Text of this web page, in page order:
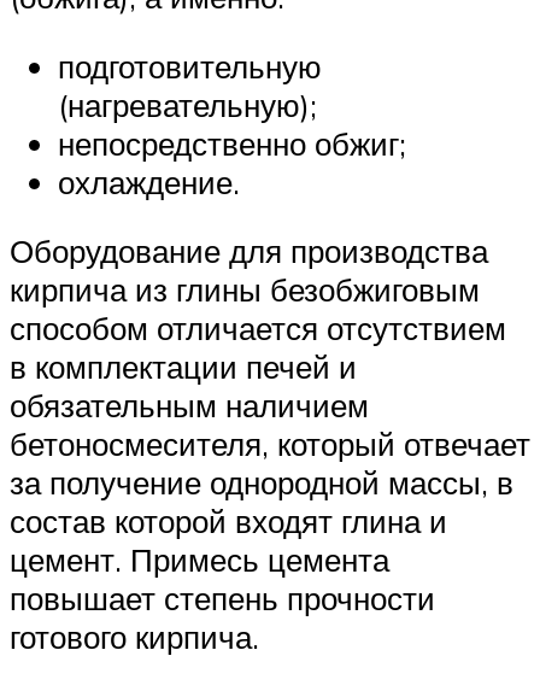
подготовительную
(нагревательную);
непосредственно обжиг;
охлаждение.
Оборудование для производства
кирпича из глины безобжиговым
способом отличается отсутствием
в комплектации печей и
обязательным наличием
бетоносмесителя, который отвечает
за получение однородной массы, в
состав которой входят глина и
цемент. Примесь цемента
повышает степень прочности
готового кирпича.